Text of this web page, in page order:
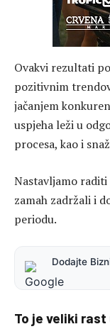
Ovakvi rezultati
pozitivnim
jačanjem
uspjeha leži u
procesa, kao i
Nastavljamo
zamah zadržali i
periodu.
Dodajte
To je veliki